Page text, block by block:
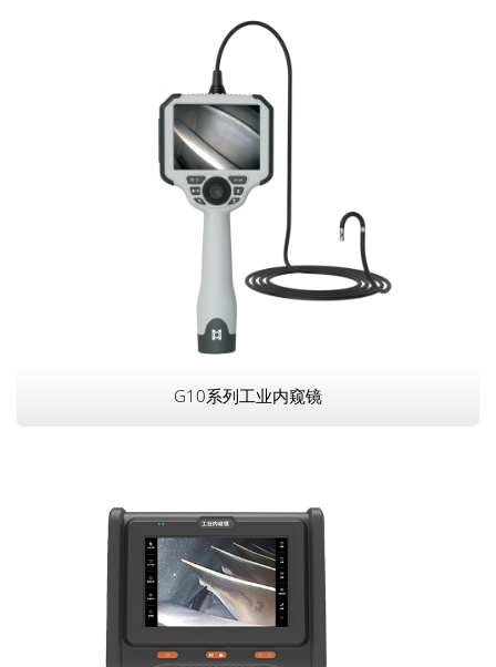
G10系列工业内窥镜